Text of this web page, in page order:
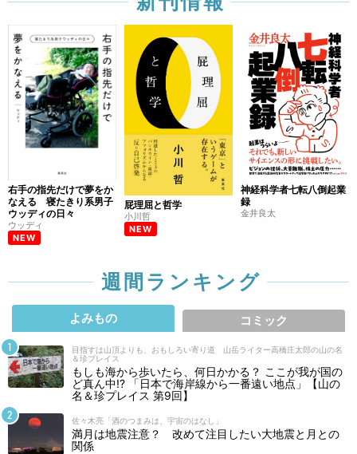
右手の指先だけで夢をか
なえる 寝たきり系男子
ウッディの日々
ウッディ
NEW
屁理屈と哲学
小川哲
NEW
神経科学者七転八倒起業
録
金井良太
週間ランキング
よみもの コミック
目指すは山頂よりも、おもしろい寄り道 山岳ライター高橋庄太郎の山の名
＆珍プレイス
もしも海から歩いたら、何日かかる？ ここが我が国の
ど真ん中!? 「日本で海岸線から一番遠い地点」【山の
名＆珍プレイス 第9回】
佐々木亮「酒のつまみは、宇宙のはなし」
満月は地震注意？ 改めて注目したい大地震と月との
関係